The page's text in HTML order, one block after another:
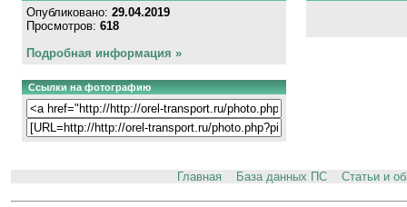
Опубликовано: 29.04.2019
Просмотров: 618
Подробная информация »
Ссылки на фотографию
Главная База данных ПС Статьи и